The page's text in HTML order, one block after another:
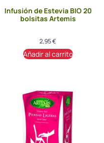
Infusión de Estevia BIO 20
bolsitas Artemis
2,95€
Añadir al carrito